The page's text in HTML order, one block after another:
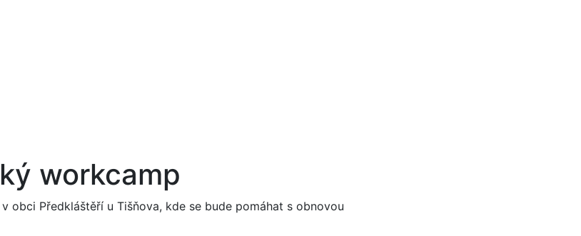
workcamp
obci Předkláštěří u Tišňova, kde se bude pomáhat s obnovou